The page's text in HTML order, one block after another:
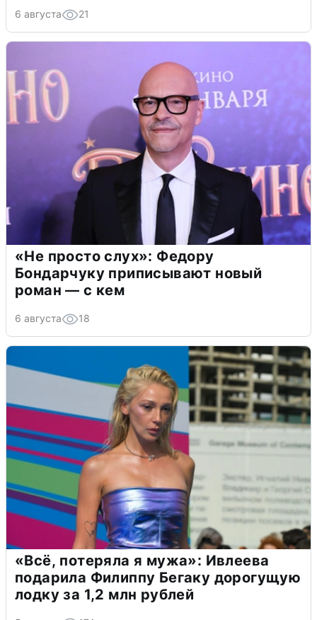
6 августа 21
«Не просто слух»: Федору
Бондарчуку приписывают новый
роман — с кем
6 августа 18
«Всё, потеряла я мужа»: Ивлеева
подарила Филиппу Бегаку дорогущую
лодку за 1,2 млн рублей